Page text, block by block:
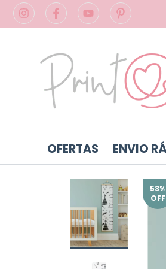
OFERTAS ENVIO
53%
OFF